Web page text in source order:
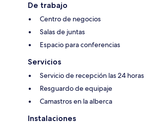
De trabajo
Centro de negocios
Salas de juntas
Espacio para conferencias
Servicios
Servicio de recepción las 24 horas
Resguardo de equipaje
Camastros en la alberca
Instalaciones